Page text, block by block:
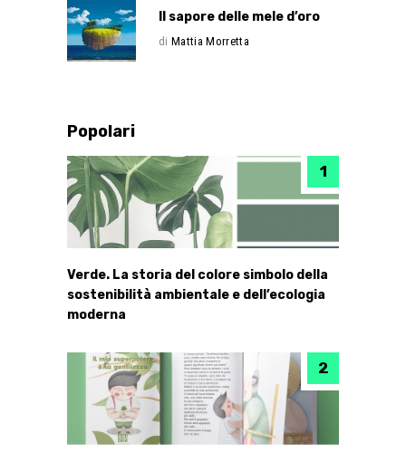
Il sapore delle mele d’oro
di Mattia Morretta
Popolari
Verde. La storia del colore simbolo della
sostenibilità ambientale e dell’ecologia
moderna